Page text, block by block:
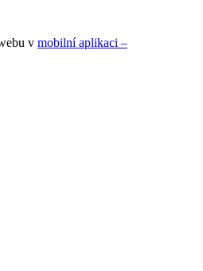
v mobilní aplikaci –